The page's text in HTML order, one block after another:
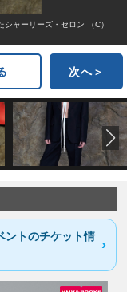
ャーリーズ・セロン （C）
次へ＞
ントのチケット情